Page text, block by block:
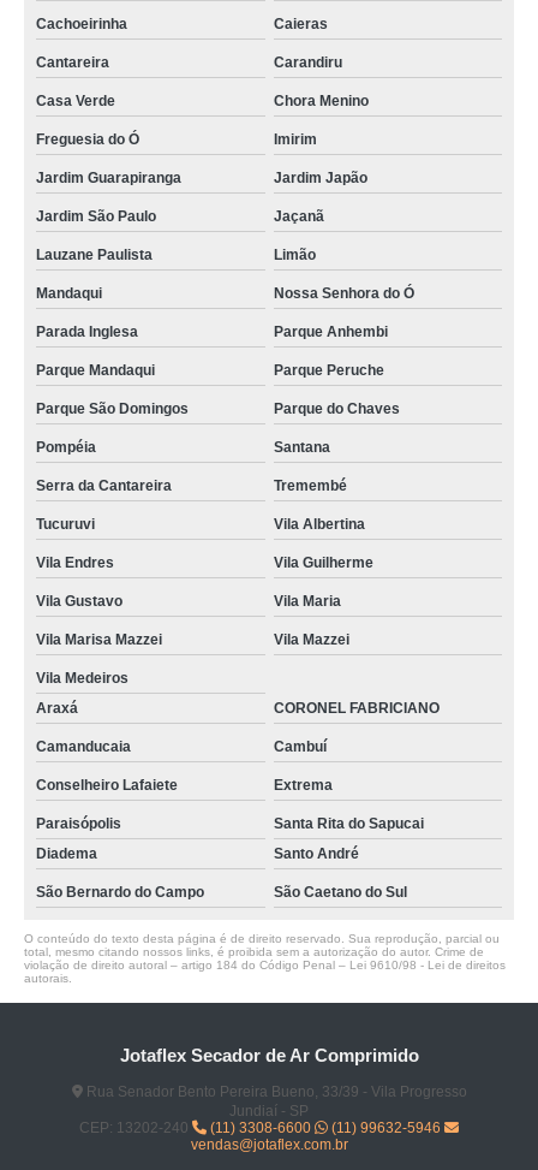
Cachoeirinha Caieras
Cantareira Carandiru
Casa Verde Chora Menino
Freguesia do Ó Imirim
Jardim Guarapiranga Jardim Japão
Jardim São Paulo Jaçanã
Lauzane Paulista Limão
Mandaqui Nossa Senhora do Ó
Parada Inglesa Parque Anhembi
Parque Mandaqui Parque Peruche
Parque São Domingos Parque do Chaves
Pompéia Santana
Serra da Cantareira Tremembé
Tucuruvi Vila Albertina
Vila Endres Vila Guilherme
Vila Gustavo Vila Maria
Vila Marisa Mazzei Vila Mazzei
Vila Medeiros
Araxá
CORONEL FABRICIANO
Camanducaia Cambuí
Conselheiro Lafaiete Extrema
Paraisópolis
Santa Rita do Sapucai
Diadema
Santo André
São Bernardo do Campo São Caetano do Sul
O conteúdo do texto desta página é de direito reservado. Sua reprodução, parcial ou
total, mesmo citando nossos links, é proibida sem a autorização do autor. Crime de
violação de direito autoral – artigo 184 do Código Penal – Lei 9610/98 - Lei de direitos
autorais
Jotaflex Secador de Ar Comprimido
Rua Senador Bento Pereira Bueno, 33/39 - Vila Progresso
Jundiaí - SP
CEP: 13202-240
(11) 3308-6600
(11) 99632-5946
vendas@jotaflex.com.br